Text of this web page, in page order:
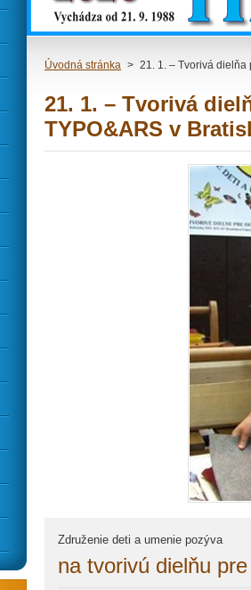
Úvodná stránka > 21. 1. – Tvorivá dielňa
21. 1. – Tvorivá
TYPO&ARS v
Združenie deti a umenie pozýva
na tvorivú dielňu